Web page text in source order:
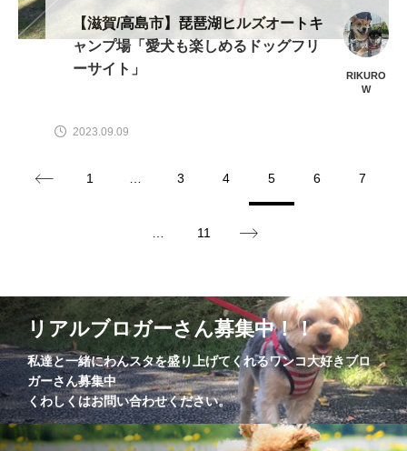
【滋賀/高島市】琵琶湖ヒルズオートキ
ャンプ場「愛犬も楽しめるドッグフリ
ーサイト」
RIKURO
W
2023.09.09
1 3 4 5 6 7
11
リアルブロガーさん募集中！！
私達と一緒にわんスタを盛り上げてくれるワンコ大好きブロ
ガーさん募集中
くわしくはお問い合わせください。